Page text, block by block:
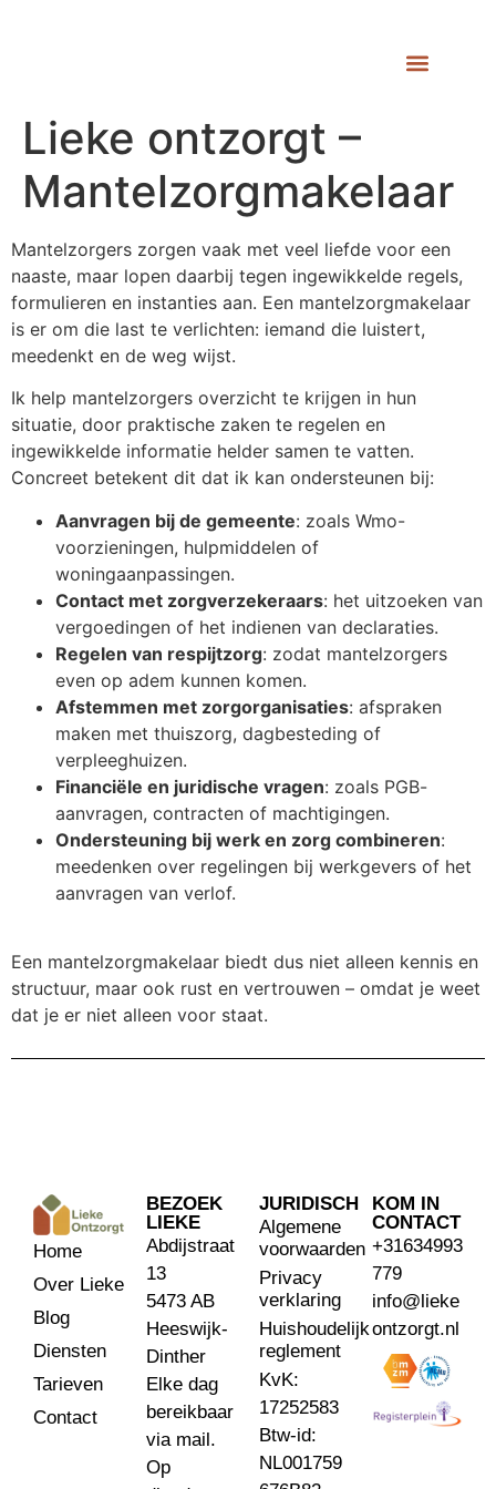
Lieke ontzorgt –
Mantelzorgmakelaar
Mantelzorgers zorgen vaak met veel liefde voor een
naaste, maar lopen daarbij tegen ingewikkelde regels,
formulieren en instanties aan. Een mantelzorgmakelaar
is er om die last te verlichten: iemand die luistert,
meedenkt en de weg wijst.
Ik help mantelzorgers overzicht te krijgen in hun
situatie, door praktische zaken te regelen en
ingewikkelde informatie helder samen te vatten.
Concreet betekent dit dat ik kan ondersteunen bij:
Aanvragen bij de gemeente: zoals Wmo-
voorzieningen, hulpmiddelen of
woningaanpassingen.
Contact met zorgverzekeraars: het uitzoeken van
vergoedingen of het indienen van declaraties.
Regelen van respijtzorg: zodat mantelzorgers
even op adem kunnen komen.
Afstemmen met zorgorganisaties: afspraken
maken met thuiszorg, dagbesteding of
verpleeghuizen.
Financiële en juridische vragen: zoals PGB-
aanvragen, contracten of machtigingen.
Ondersteuning bij werk en zorg combineren:
meedenken over regelingen bij werkgevers of het
aanvragen van verlof.
Een mantelzorgmakelaar biedt dus niet alleen kennis en
structuur, maar ook rust en vertrouwen – omdat je weet
dat je er niet alleen voor staat.
Home
Over Lieke
Blog
Diensten
Tarieven
Contact
BEZOEK
LIEKE
Abdijstraat
13
5473 AB
Heeswijk-
Dinther
Elke dag
bereikbaar
via mail.
Op
JURIDISCH
Algemene
voorwaarden
Privacy
verklaring
Huishoudelijk
reglement
KvK:
17252583
Btw-id:
NL001759
KOM IN
CONTACT
+31634993
779
info@lieke
ontzorgt.nl